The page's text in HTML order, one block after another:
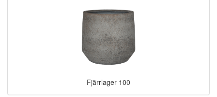
Fjärrlager 100